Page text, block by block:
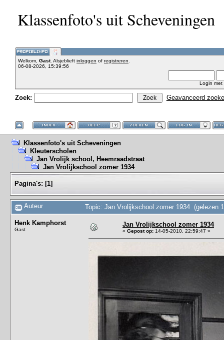
Klassenfoto's uit Scheveningen
Welkom, Gast. Alsjeblieft inloggen of registreren
06-08-2026, 15:39:56
Login met
Zoek: Geavanceerd
Klassenfoto's uit Scheveningen
Kleuterscholen
Jan Vrolijk school, Heemraadstraat
Jan Vrolijkschool zomer 1934
Pagina's: [1]
Auteur Topic: Jan Vrolijkschool zomer 1934 (gelezen
Henk Kamphorst
Gast
Jan Vrolijkschool zomer 1934
« Gepost op: 14-05-2010, 22:59:47 »